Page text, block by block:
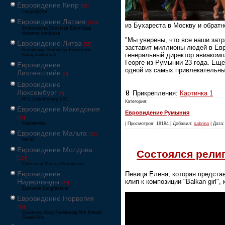
Евровидение Кипр [52]
Γιουροβίζιον
Евровидение Латвия [125]
Eirodziesma Eirovīzija Eirovīzijas
dziesmu konkurss
Евровидение Литва [65]
Eurovizijoje Eurovizija Eurovizijos
dainų konkursas
Евровидение
Лихтенштейн [6]
Евровидение
Люксембург [6]
RTL Luxembourg LSC
Евровидение Македония
[24]
Евровизија
Евровидение Мальта [51]
MESC
Евровидение Молдова
[134]
Concursul Muzical Eurovision
Евровидение
Нидерланды [26]
Eurovisie Songfestival
Евровидение Норвегия
[39]
Eurosong Sang Ryddesalg Nrk Melodi
Grand Prix
из Бухареста в Москву и
"Мы уверены, что все наши
заставит миллионы людей в
генеральный директор
Георге из Румынии 23 года.
одной из самых
Прикрепления: Картинка 1
Категория:
Евровидение Румыния
| Просмотров: 18184 | Добавил: sabrina |
Состоялся
Певица Елена, которая
клип к композиции "Balkan girl",